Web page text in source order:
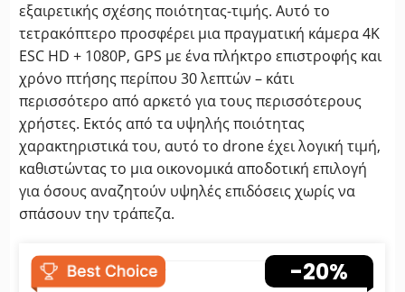
εξαιρετικής σχέσης ποιότητας-τιμής. Αυτό το
τετρακόπτερο προσφέρει μια πραγματική κάμερα 4K
ESC HD + 1080P, GPS με ένα πλήκτρο επιστροφής και
χρόνο πτήσης περίπου 30 λεπτών – κάτι
περισσότερο από αρκετό για τους περισσότερους
χρήστες. Εκτός από τα υψηλής ποιότητας
χαρακτηριστικά του, αυτό το drone έχει λογική τιμή,
καθιστώντας το μια οικονομικά αποδοτική επιλογή
για όσους αναζητούν υψηλές επιδόσεις χωρίς να
σπάσουν την τράπεζα.
-20%